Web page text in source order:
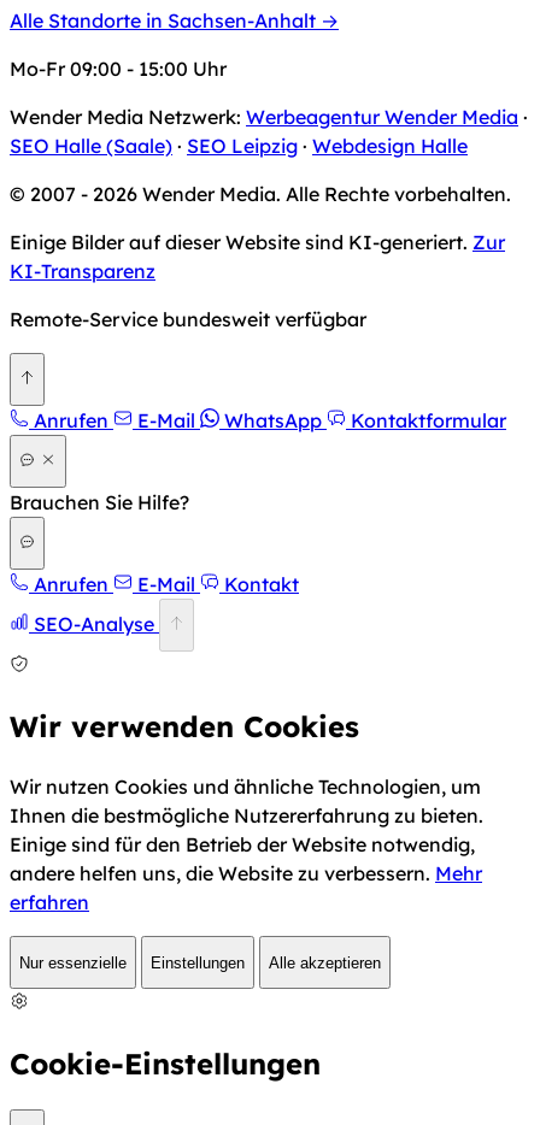
Alle Standorte in Sachsen-Anhalt →
Mo-Fr 09:00 - 15:00 Uhr
Wender Media Netzwerk: Werbeagentur Wender Media ·
SEO Halle (Saale) · SEO Leipzig · Webdesign Halle
© 2007 - 2026 Wender Media. Alle Rechte vorbehalten.
Einige Bilder auf dieser Website sind KI-generiert. Zur
KI-Transparenz
Remote-Service bundesweit verfügbar
Anrufen E-Mail WhatsApp Kontaktformular
Brauchen Sie Hilfe?
Anrufen E-Mail
Kontakt
SEO-Analyse
Wir verwenden Cookies
Wir nutzen Cookies und ähnliche Technologien, um
Ihnen die bestmögliche Nutzererfahrung zu bieten.
Einige sind für den Betrieb der Website notwendig,
andere helfen uns, die Website zu verbessern. Mehr
erfahren
Nur essenzielle Einstellungen Alle akzeptieren
Cookie-Einstellungen